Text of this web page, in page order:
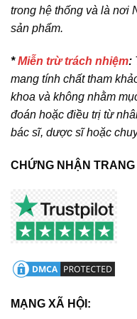
trong hệ thống và là nơi
sản phẩm.
*Miễn trừ trách nhiệm:
mang tính chất tham
khoa và không nhằm
đoán hoặc điều trị từ
bác sĩ, dược sĩ hoặc
CHỨNG NHẬN TRANG
MẠNG XÃ HỘI: